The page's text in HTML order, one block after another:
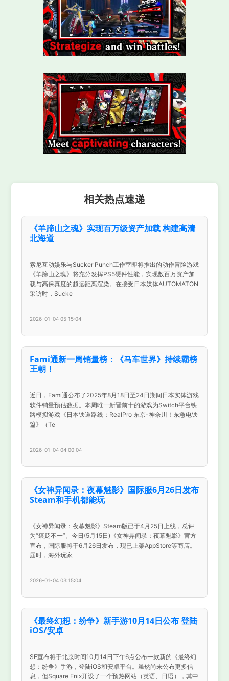
相关热点速递
《羊蹄山之魂》实现百万级资产加载 构建高清
北海道
索尼互动娱乐与Sucker Punch工作室即将推出的动作冒险游戏
《羊蹄山之魂》将充分发挥PS5硬件性能，实现数百万资产加
载与高保真度的超远距离渲染。在接受日本媒体AUTOMATON
采访时，Sucke
2026-01-04 05:15:04
Fami通新一周销量榜：《马车世界》持续霸榜
王朝！
近日，Fami通公布了2025年8月18日至24日期间日本实体游戏
软件销量预估数据。本周唯一新晋前十的游戏为Switch平台铁
路模拟游戏《日本铁道路线：RealPro 东京-神奈川！东急电铁
篇》（Te
2026-01-04 04:00:04
《女神异闻录：夜幕魅影》国际服6月26日发布
Steam和手机都能玩
《女神异闻录：夜幕魅影》Steam版已于4月25日上线，总评
为“褒贬不一”。今日(5月15日)《女神异闻录：夜幕魅影》官方
宣布，国际服将于6月26日发布，现已上架AppStore等商店。
届时，海外玩家
2026-01-04 03:15:04
《最终幻想：纷争》新手游10月14日公布 登陆
iOS/安卓
SE宣布将于北京时间10月14日下午6点公布一款新的《最终幻
想：纷争》手游，登陆iOS和安卓平台。虽然尚未公布更多信
息，但Square Enix开设了一个预热网站（英语、日语），其中